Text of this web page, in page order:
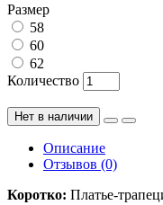
Размер
58
60
62
Количество
Нет в наличии
Описание
Отзывов (0)
Коротко: Платье-